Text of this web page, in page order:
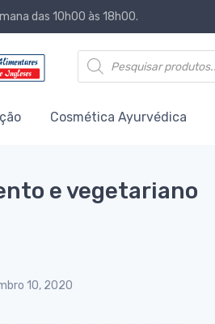
das 10h00 às 18h00.
Products search
Cosmética Ayurvédica
e vegetariano
10, 2020